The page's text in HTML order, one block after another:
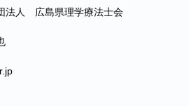
法人 広島県理学療法士会